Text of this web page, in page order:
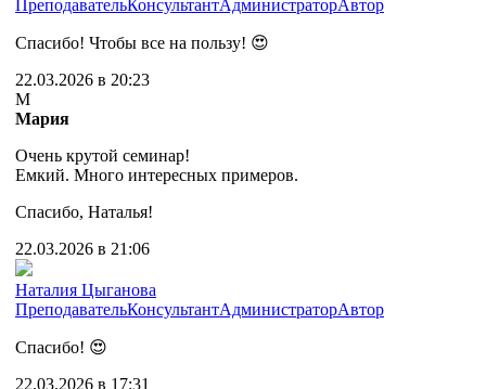
ПреподавательКонсультантАдминистраторАвтор
Спасибо! Чтобы все на пользу! 😍
22.03.2026 в 20:23
М
Мария
Очень крутой семинар!
Емкий. Много интересных примеров.
Спасибо, Наталья!
22.03.2026 в 21:06
Наталия Цыганова
ПреподавательКонсультантАдминистраторАвтор
Спасибо! 😍
22.03.2026 в 17:31